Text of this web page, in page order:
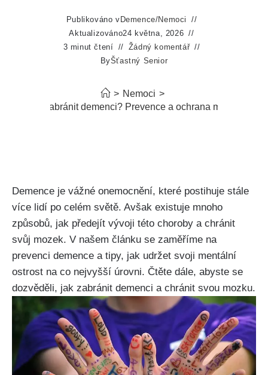
Publikováno v Demence/Nemoci
Aktualizováno24 května, 2026
3 minut čtení
Žádný komentář
ByŠťastný Senior
> Nemoci >
Jak zabránit demenci? Prevence a ochrana mozku
Demence je vážné onemocnění, které postihuje stále
více lidí po celém světě. Avšak existuje mnoho
způsobů, jak předejít vývoji této choroby a chránit
svůj mozek. V našem článku se zaměříme na
prevenci demence a tipy, jak udržet svoji mentální
ostrost na co nejvyšší úrovni. Čtěte dále, abyste se
dozvěděli, jak zabránit demenci a chránit svou mozku.